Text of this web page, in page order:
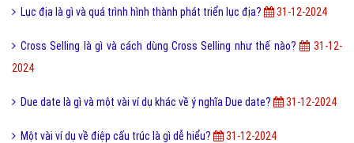
Lục địa là gì và quá trình hình thành phát triển lục địa? 31-12-2024
Cross Selling là gì và cách dùng Cross Selling như thế nào?
31-12-
2024
Due date là gì và một vài ví dụ khác về ý nghĩa Due date? 31-12-2024
Một vài ví dụ về điệp cấu trúc là gì dễ hiểu? 31-12-2024